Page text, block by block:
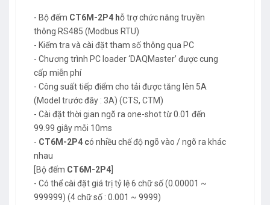
- Bộ đếm CT6M-2P4 hỗ trợ chức năng truyền
thông RS485 (Modbus RTU)
- Kiểm tra và cài đặt tham số thông qua PC
- Chương trình PC loader ‘DAQMaster’ được cung
cấp miễn phí
- Công suất tiếp điểm cho tải được tăng lên 5A
(Model trước đây : 3A) (CTS, CTM)
- Cài đặt thời gian ngõ ra one-shot từ 0.01 đến
99.99 giây mỗi 10ms
- CT6M-2P4 có nhiều chế độ ngõ vào / ngõ ra khác
nhau
[Bộ đếm CT6M-2P4
- Có thể cài đặt giá trị tỷ lệ 6 chữ số (0.00001 ~
999999) (4 chữ số : 0.001 ~ 9999)